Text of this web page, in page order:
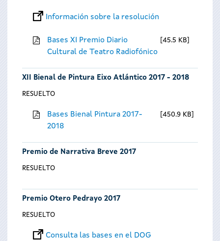
Información sobre la resolución
Bases XI Premio Diario
Cultural de Teatro Radiofónico
45.5 KB
XII Bienal de Pintura Eixo Atlántico 2017 - 2018
RESUELTO
Bases Bienal Pintura 2017-
2018
450.9 KB
Premio de Narrativa Breve 2017
RESUELTO
Premio Otero Pedrayo 2017
RESUELTO
Consulta las bases en el DOG